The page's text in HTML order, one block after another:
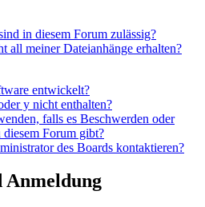
in diesem Forum zulässig?
all meiner Dateianhänge erhalten?
entwickelt?
y nicht enthalten?
falls es Beschwerden oder
Forum gibt?
des Boards kontaktieren?
Anmeldung